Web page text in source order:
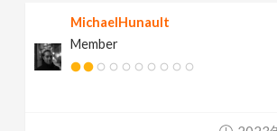
MichaelHunault
Member